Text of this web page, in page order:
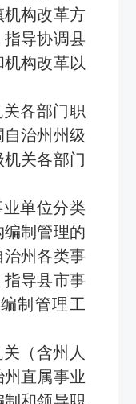
机构改革方
指导协调县
构改革以
各部门职
治州州级
关各部门
单位分类
编制管理的
治州各类事
指导县市事
制管理工
（含州人
州直属事业